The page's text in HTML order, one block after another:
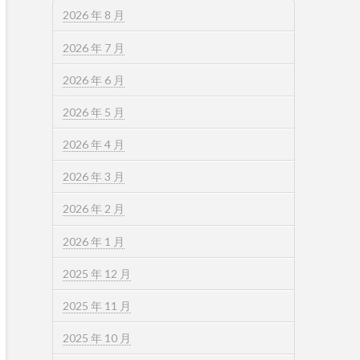
2026 年 8 月
2026 年 7 月
2026 年 6 月
2026 年 5 月
2026 年 4 月
2026 年 3 月
2026 年 2 月
2026 年 1 月
2025 年 12 月
2025 年 11 月
2025 年 10 月